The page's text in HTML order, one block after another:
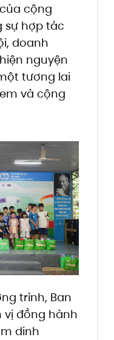
cộng
sự hợp tác
doanh
nguyện
tương lai
và cộng
trình, Ban
vị đồng hành
dinh